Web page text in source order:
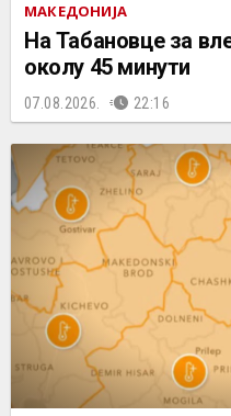
МАКЕДОНИЈА
На Табановце за
околу 45 минути
07.08.2026. 22:16